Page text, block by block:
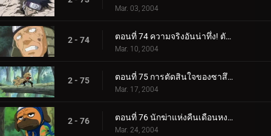
Mar. 03, 2004
2 - 74 ตอนที่ 74 ความจริงอันน่าทึ่ง! ตัวตนของกาอาระปรากฏขึ้น!
Mar. 10, 2004
2 - 75 ตอนที่ 75 การตัดสินใจของซาสึเกะ: ผลักให้ถึงขอบ!
Mar. 17, 2004
2 - 76 ตอนที่ 76 นักฆ่าแห่งคืนเดือนหงาย
Mar. 24, 2004